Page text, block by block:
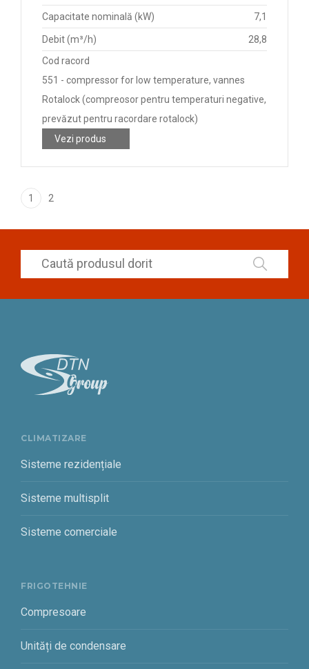
Capacitate nominală (kW) 7,1
Debit (m³/h)
28,8
Cod racord
551 - compressor for low temperature, vannes
Rotalock (compreosor pentru temperaturi negative,
prevăzut pentru racordare rotalock)
Vezi produs
1 2
CLIMATIZARE
Sisteme rezidențiale
Sisteme multisplit
Sisteme comerciale
FRIGOTEHNIE
Compresoare
Unități de condensare